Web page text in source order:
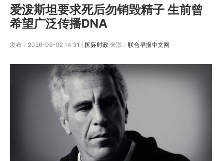
爱泼斯坦要求死后勿销毁精子 生前曾
希望广泛传播DNA
发布：2026-06-02 14:31 | 国际时政 来源： 联合早报中文网